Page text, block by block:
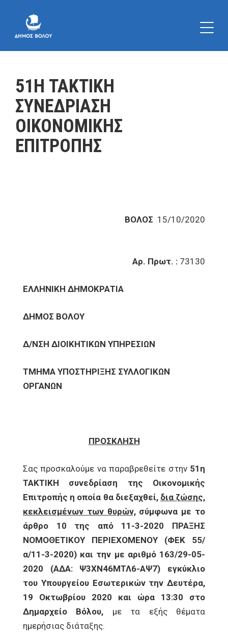
51Η ΤΑΚΤΙΚΗ
ΣΥΝΕΔΡΙΑΣΗ
ΟΙΚΟΝΟΜΙΚΗΣ
ΕΠΙΤΡΟΠΗΣ
ΒΟΛΟΣ 15/10/2020
Αρ. Πρωτ. : 73130
ΕΛΛΗΝΙΚΗ ΔΗΜΟΚΡΑΤΙΑ
ΔΗΜΟΣ ΒΟΛΟΥ
Δ/ΝΣΗ ΔΙΟΙΚΗΤΙΚΩΝ ΥΠΗΡΕΣΙΩΝ
ΤΜΗΜΑ ΥΠΟΣΤΗΡΙΞΗΣ ΣΥΛΛΟΓΙΚΩΝ
ΟΡΓΑΝΩΝ
ΠΡΟΣΚΛΗΣΗ
Σας προσκαλούμε να παραβρεθείτε στην51η
ΤΑΚΤΙΚΗ συνεδρίαση της Οικονομικής
Επιτροπής η οποία θα διεξαχθεί, δια ζώσης,
κεκλεισμένων των θυρών,σύμφωνα με το
άρθρο 10 της από 11-3-2020 ΠΡΑΞΗΣ
ΝΟΜΟΘΕΤΙΚΟΥ ΠΕΡΙΕΧΟΜΕΝΟΥ (ΦΕΚ 55/
α/11-3-2020) και την με αριθμό 163/29-05-
2020 (ΑΔΑ: Ψ3ΧΝ46ΜΤΛ6-ΑΨ7) εγκύκλιο
του Υπουργείου Εσωτερικών την Δευτέρα,
19 Οκτωβρίου 2020 και ώρα 13:30 στο
Δημαρχείο Βόλου, με τα εξής θέματα
ημερήσιας διάταξης.